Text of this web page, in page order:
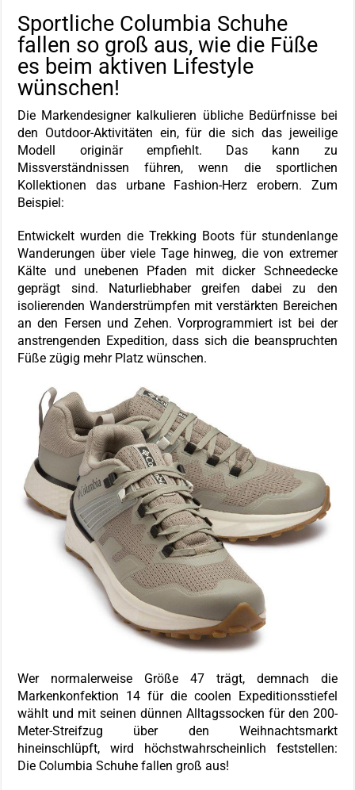
Sportliche Columbia Schuhe
fallen so groß aus, wie die Füße
es beim aktiven Lifestyle
wünschen!
Die Markendesigner kalkulieren übliche Bedürfnisse bei
den Outdoor-Aktivitäten ein, für die sich das jeweilige
Modell originär empfiehlt. Das kann zu
Missverständnissen führen, wenn die sportlichen
Kollektionen das urbane Fashion-Herz erobern. Zum
Beispiel:
Entwickelt wurden die Trekking Boots für stundenlange
Wanderungen über viele Tage hinweg, die von extremer
Kälte und unebenen Pfaden mit dicker Schneedecke
geprägt sind. Naturliebhaber greifen dabei zu den
isolierenden Wanderstrümpfen mit verstärkten Bereichen
an den Fersen und Zehen. Vorprogrammiert ist bei der
anstrengenden Expedition, dass sich die beanspruchten
Füße zügig mehr Platz wünschen.
Wer normalerweise Größe 47 trägt, demnach die
Markenkonfektion 14 für die coolen Expeditionsstiefel
wählt und mit seinen dünnen Alltagssocken für den 200-
Meter-Streifzug über den Weihnachtsmarkt
hineinschlüpft, wird höchstwahrscheinlich feststellen:
Die Columbia Schuhe fallen groß aus!